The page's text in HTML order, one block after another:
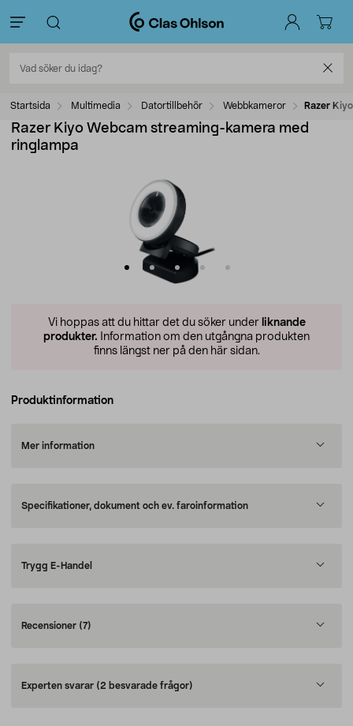
Startsida Multimedia Datortillbehör Webbkameror Razer
Razer Kiyo Webcam streaming-kamera med
ringlampa
Vi hoppas att du hittar det du söker under liknande
produkter. Information om den utgångna produkten
finns längst ner på den här sidan.
Produktinformation
Mer information
Specifikationer, dokument och ev. faroinformation
Trygg E-Handel
Recensioner (7)
Experten svarar (2 besvarade frågor)